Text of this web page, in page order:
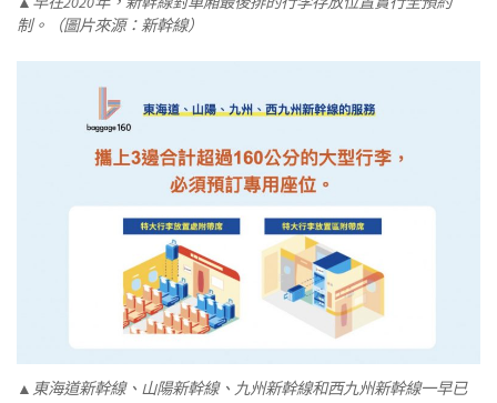
制。（圖片來源：新幹線）
▲東海道新幹線、山陽新幹線、九州新幹線和西九州新幹線一早已